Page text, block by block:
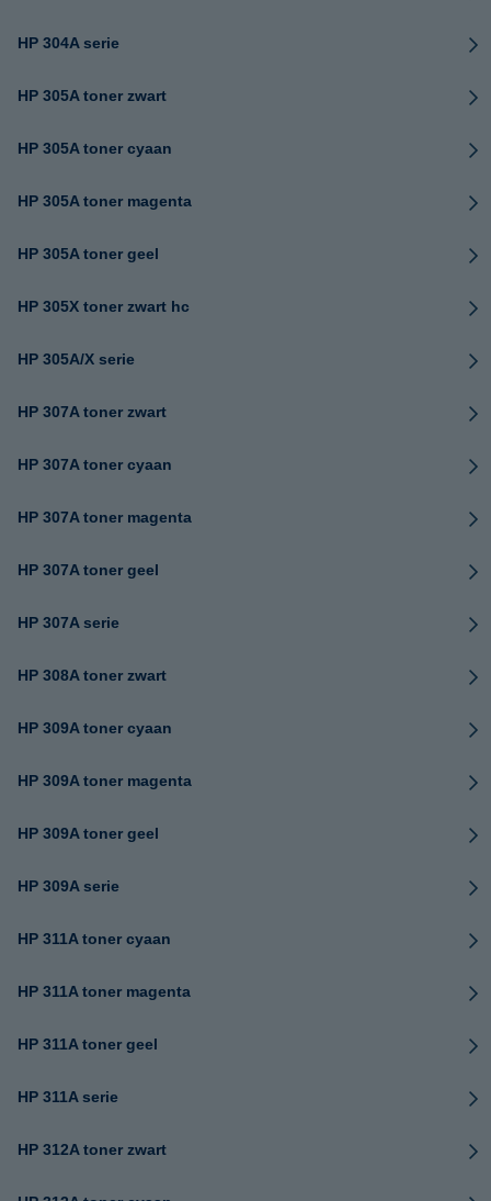
HP 304A serie
HP 305A toner zwart
HP 305A toner cyaan
HP 305A toner magenta
HP 305A toner geel
HP 305X toner zwart hc
HP 305A/X serie
HP 307A toner zwart
HP 307A toner cyaan
HP 307A toner magenta
HP 307A toner geel
HP 307A serie
HP 308A toner zwart
HP 309A toner cyaan
HP 309A toner magenta
HP 309A toner geel
HP 309A serie
HP 311A toner cyaan
HP 311A toner magenta
HP 311A toner geel
HP 311A serie
HP 312A toner zwart